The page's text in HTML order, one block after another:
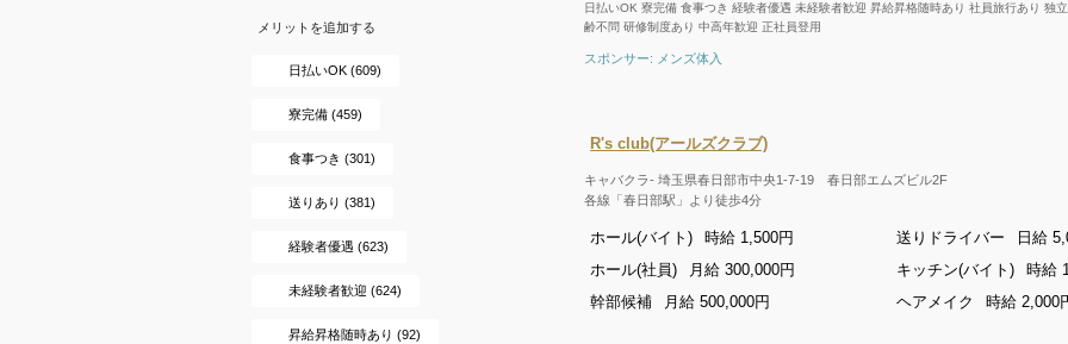
メリットを追加する
日払いOK (609)
寮完備 (459)
食事つき (301)
送りあり (381)
経験者優遇 (623)
未経験者歓迎 (624)
昇給昇格随時あり (92)
日払いOK 寮完備 食事つき 経験者優遇 未経験者歓迎 昇給昇格随時あり 社員旅行あり 独
齢不問 研修制度あり 中高年歓迎 正社員登用
スポンサー: メンズ体入
R's club(アールズクラブ)
キャバクラ- 埼玉県春日部市中央1-7-19 春日部エムズビル2F
各線「春日部駅」より徒歩4分
ホール(バイト) 時給 1,500円 送りドライバー
日給
ホール(社員)
月給 300,000円 キッチン(バイト)
時給
幹部候補
月給 500,000円 ヘアメイク 時給 2,000